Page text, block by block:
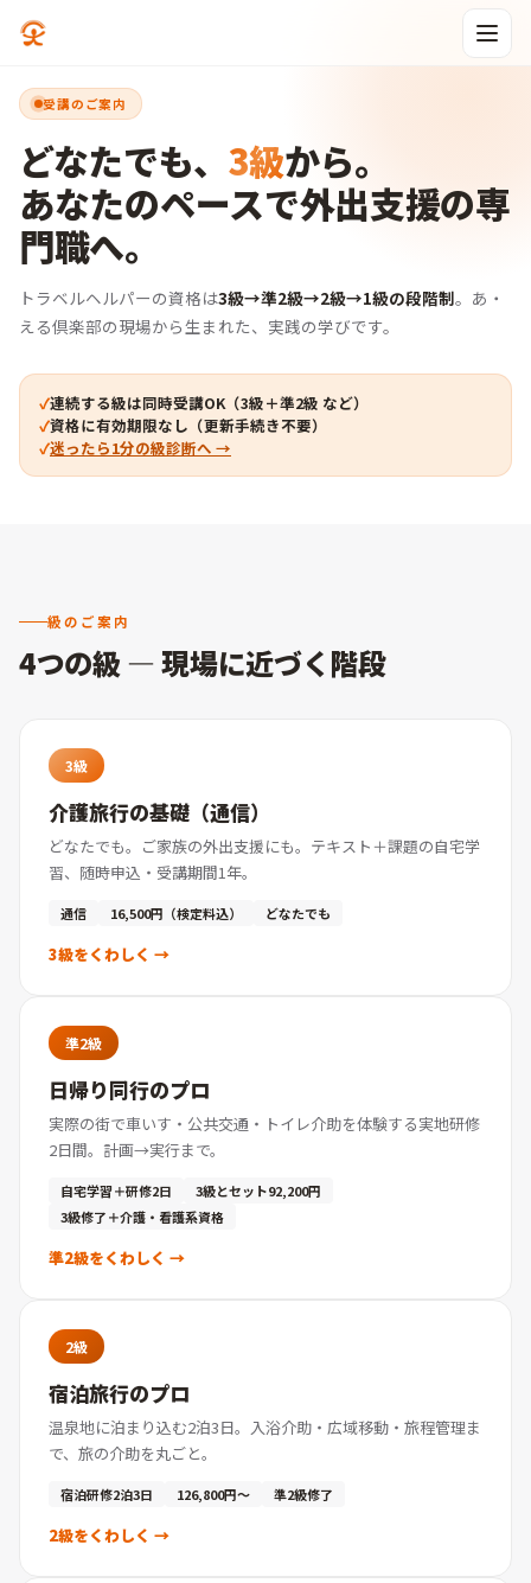
受講のご案内
どなたでも、 3級から。
あなたのペースで外出支援の専
門職へ。
トラベルヘルパーの資格は3級→準2級→2級→1級の段階制。 あ・
える倶楽部の現場から生まれた、実践の学びです。
連続する級は同時受講OK（3級＋準2級 など）
資格に有効期限なし（更新手続き不要）
迷ったら1分の級診断へ →
級のご案内
4つの級 — 現場に近づく階段
3級
介護旅行の基礎（通信）
どなたでも。ご家族の外出支援にも。テキスト＋課題の自宅学
習、随時申込・受講期間1年。
通信 16,500円（検定料込） どなたでも
3級をくわしく →
準2級
日帰り同行のプロ
実際の街で車いす・公共交通・トイレ介助を体験する実地研修
2日間。計画→実行まで。
自宅学習＋研修2日
3級とセット92,200円
3級修了＋介護・看護系資格
準2級をくわしく →
2級
宿泊旅行のプロ
温泉地に泊まり込む2泊3日。入浴介助・広域移動・旅程管理ま
で、旅の介助を丸ごと。
宿泊研修2泊3日 126,800円〜 準2級修了
2級をくわしく →